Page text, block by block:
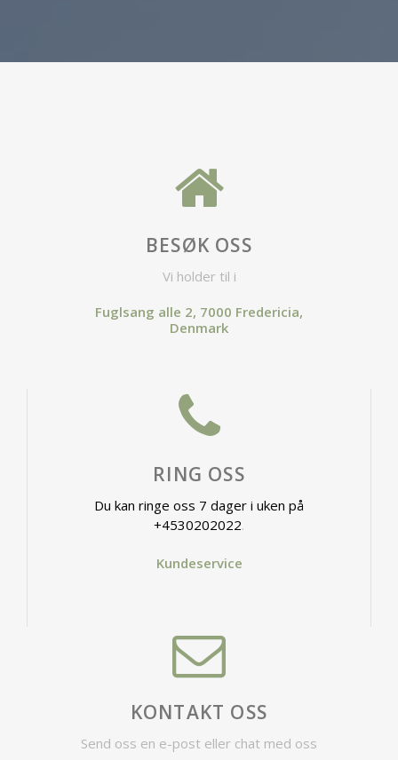
BESØK OSS
Vi holder til i
Fuglsang alle 2, 7000 Fredericia,
Denmark
RING OSS
Du kan ringe oss 7 dager i uken på
+4530202022.
Kundeservice
KONTAKT OSS
Send oss en e-post eller chat med oss